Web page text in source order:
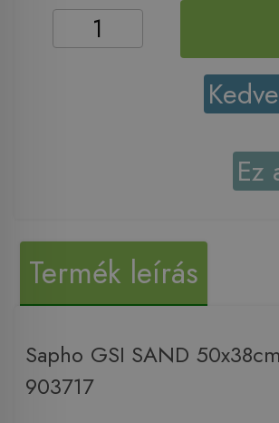
Ez
Termék leírás
Sapho GSI SAND
903717